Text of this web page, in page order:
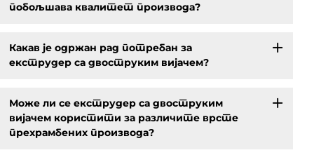
побољшава квалитет производа?
Какав је одржан рад потребан за
екструдер са двоструким вијачем?
Може ли се екструдер са двоструким
вијачем користити за различите врсте
прехрамбених производа?